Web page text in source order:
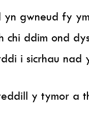
gwneud fy
ddim ond
i sicrhau nad
y tymor a